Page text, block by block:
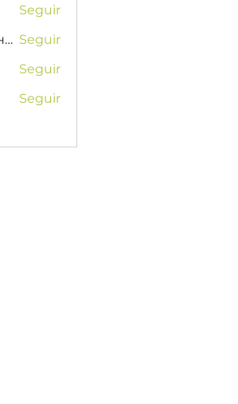
Seguir
Елисей Мирошниченко Seguir
Seguir
Seguir